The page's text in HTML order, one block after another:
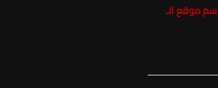
الخبر مع ذكر اسم موقع الـ